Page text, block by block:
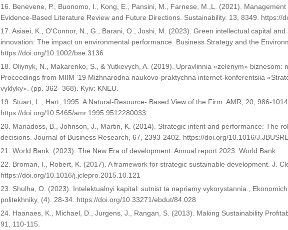
16. Benevene, P., Buonomo, I., Kong, E., Pansini, M., Farnese, M.,L. (2021).
Evidence-Based Literature Review and Future Directions. Sustainability. 13, 8349. https://
17. Asiaei, K., O'Connor, N., G., Barani, O., Joshi, M. (2023). Green intellectual capital
innovation: The impact on environmental performance. Business Strategy and the
https://doi.org/10.1002/bse.3136
18. Oliynyk, N., Makarenko, S., & Yutkevych, A. (2019). Upravlinnia «zelenym» biznesom:
Proceedings from MIIM ’19 Mizhnarodna naukovo-praktychna internet-konferentsiia
vyklyky». (pp. 362- 368). Kyiv: KNEU.
19. Stuart, L., Hart, 1995: A Natural-Resource- Based View of the Firm. AMR, 20, 986-1014,
https://doi.org/10.5465/amr.1995.9512280033
20. Mariadoss, B., Johnson, J., Martin, K. (2014). Strategic intent and performance: The
decisions. Journal of Business Research, 67, 2393-2402. https://doi.org/10.1016/
21. World Bank. (2023). The New Era of development. Annual report 2023. World Bank
22. Broman, I., Robert, K. (2017). A framework for strategic sustainable development. J.
https://doi.org/10.1016/j.jclepro.2015.10.121
23. Shulha, O. (2023). Intelektualnyi kapital: sutnist ta napriamy vykorystannia.,
politekhniky, (4). 28-34. https://doi.org/10.33271/ebdut/84.028
24. Haanaes, K., Michael, D., Jurgens, J., Rangan, S. (2013). Making Sustainability
91, 110-115.